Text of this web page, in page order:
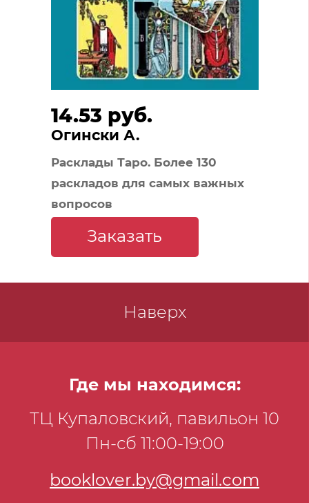
14.53 руб.
Огински А.
Расклады Таро. Более 130
раскладов для самых важных
вопросов
Заказать
Наверх
Где мы находимся:
ТЦ Купаловский, павильон 10
Пн-сб 11:00-19:00
booklover.by@gmail.com